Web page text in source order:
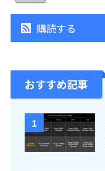
購読する
おすすめ記事
1